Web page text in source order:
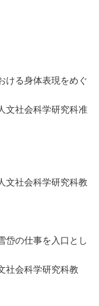
る身体表現をめぐ
文社会科学研究科准
文社会科学研究科教
の仕事を入口とし
社会科学研究科教